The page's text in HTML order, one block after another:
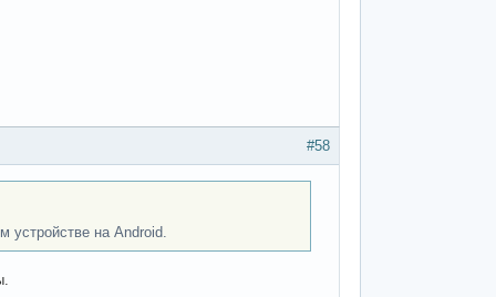
#58
на Android.